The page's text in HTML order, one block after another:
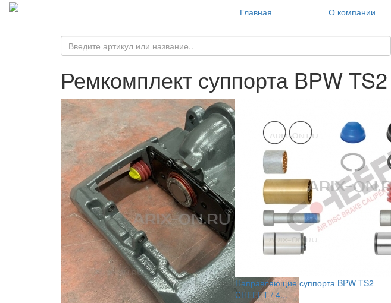
Главная О компании
Ремкомплект суппорта BPW TS2
Направляющие суппорта BPW TS2
CHEEFT / 4...